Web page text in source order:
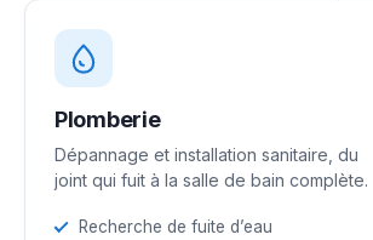
Plomberie
Dépannage et installation sanitaire, du
joint qui fuit à la salle de bain complète.
Recherche de fuite d’eau